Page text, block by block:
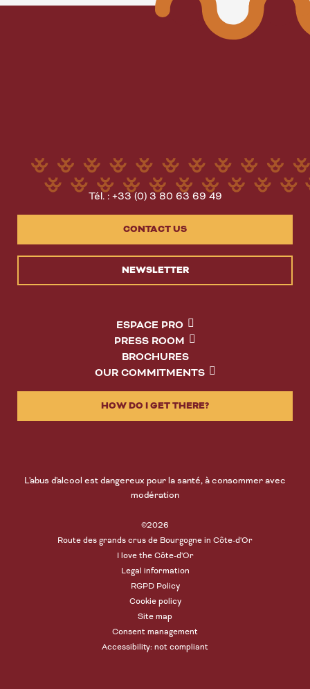
Tél. : +33 (0) 3 80 63 69 49
CONTACT US
NEWSLETTER
ESPACE PRO
PRESS ROOM
BROCHURES
OUR COMMITMENTS
HOW DO I GET THERE?
L'abus d'alcool est dangereux pour la santé, à consommer avec
modération
©2026
Route des grands crus de Bourgogne in Côte-d'Or
I love the Côte-d'Or
Legal information
RGPD Policy
Cookie policy
Site map
Consent management
Accessibility: not compliant